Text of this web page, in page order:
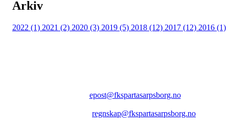
Arkiv
2022 (1) 2021 (2) 2020 (3) 2019 (5) 2018 (12) 2017 (12) 2016 (1)
epost@fkspartasarpsborg.no
regnskap@fkspartasarpsborg.no